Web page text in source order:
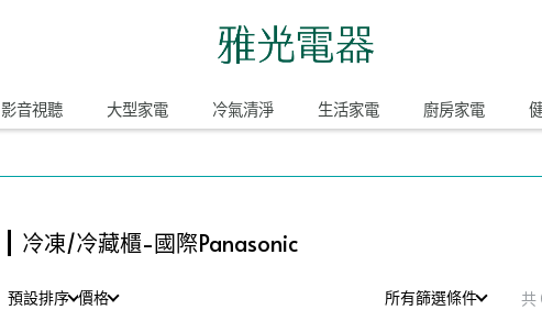
影音視聽 大型家電 冷氣清淨 生活家電 廚房家電
冷凍/冷藏櫃-國際Panasonic
預設排序 價格 所有篩選條件 共